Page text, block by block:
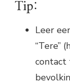
Tip:
Leer
“Tere”
contact